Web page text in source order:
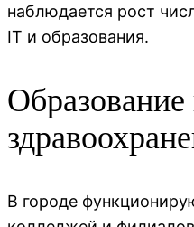
наблюдается рост
IT и образования.
Образование
В городе